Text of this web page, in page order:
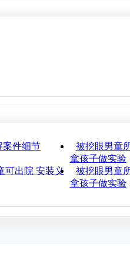
案件细节
被挖眼男童
拿孩子做实验
可出院 安装义
被挖眼男童
拿孩子做实验